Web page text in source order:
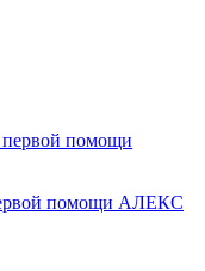
помощи АЛЕКС